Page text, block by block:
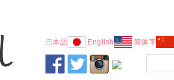
日本語 English 简体字